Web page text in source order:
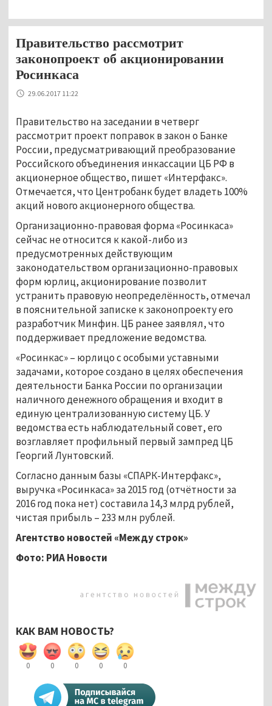
Правительство рассмотрит
законопроект об акционировании
Росинкаса
29.06.2017 11:22
Правительство на заседании в четверг
рассмотрит проект поправок в закон о Банке
России, предусматривающий преобразование
Российского объединения инкассации ЦБ РФ в
акционерное общество, пишет «Интерфакс».
Отмечается, что Центробанк будет владеть 100%
акций нового акционерного общества.
Организационно-правовая форма «Росинкаса»
сейчас не относится к какой-либо из
предусмотренных действующим
законодательством организационно-правовых
форм юрлиц, акционирование позволит
устранить правовую неопределённость, отмечал
в пояснительной записке к законопроекту его
разработчик Минфин. ЦБ ранее заявлял, что
поддерживает предложение ведомства.
«Росинкас» – юрлицо с особыми уставными
задачами, которое создано в целях обеспечения
деятельности Банка России по организации
наличного денежного обращения и входит в
единую централизованную систему ЦБ. У
ведомства есть наблюдательный совет, его
возглавляет профильный первый зампред ЦБ
Георгий Лунтовский.
Согласно данным базы «СПАРК-Интерфакс»,
выручка «Росинкаса» за 2015 год (отчётности за
2016 год пока нет) составила 14,3 млрд рублей,
чистая прибыль – 233 млн рублей.
Агентство новостей «Между строк»
Фото: РИА Новости
КАК ВАМ НОВОСТЬ?
0 0 0 0 0